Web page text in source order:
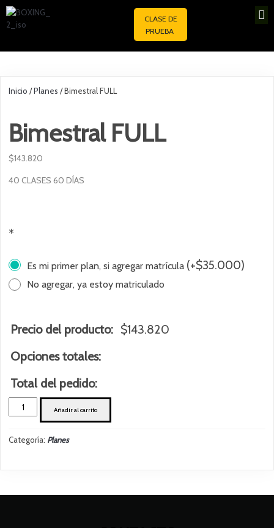
CLASE DE
PRUEBA
Inicio /Planes / Bimestral FULL
Bimestral FULL
$143.820
40 CLASES 60 DÍAS
*
Es mi primer plan, si agregar matrícula (+$35.000)
No agregar, ya estoy matriculado
Precio del producto: $143.820
Opciones totales:
Total del pedido:
Bimestral
FULL
Añadir al carrito
Categoría: Planes